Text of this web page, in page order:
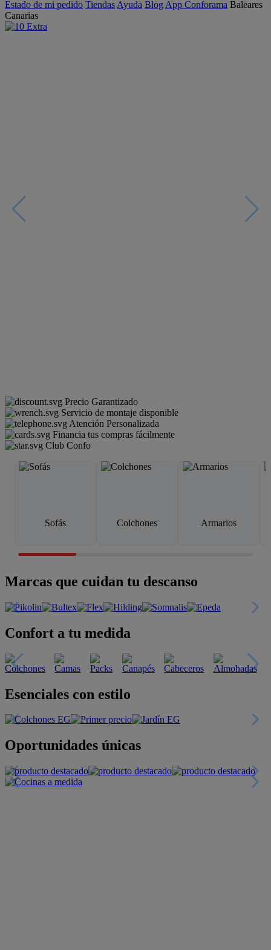
Estado de mi pedido Tiendas Ayuda Blog App Conforama Baleares
Canarias
Precio Garantizado
Servicio de montaje disponible
Atención Personalizada
Financia tus compras fácilmente
Club Confo
Sofás Colchones Armarios
Marcas que cuidan tu descanso
Confort a tu medida
Esenciales con estilo
Oportunidades únicas